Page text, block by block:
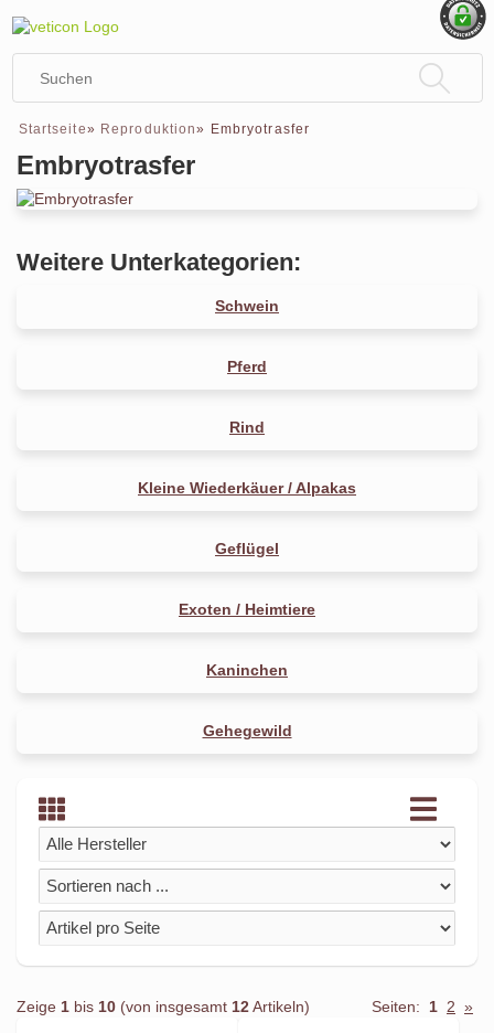
Startseite» Reproduktion» Embryotrasfer
Embryotrasfer
Weitere Unterkategorien:
Schwein
Pferd
Rind
Kleine Wiederkäuer / Alpakas
Geflügel
Exoten / Heimtiere
Kaninchen
Gehegewild
Zeige 1 bis 10 (von insgesamt 12Artikeln) Seiten: 1 2 »